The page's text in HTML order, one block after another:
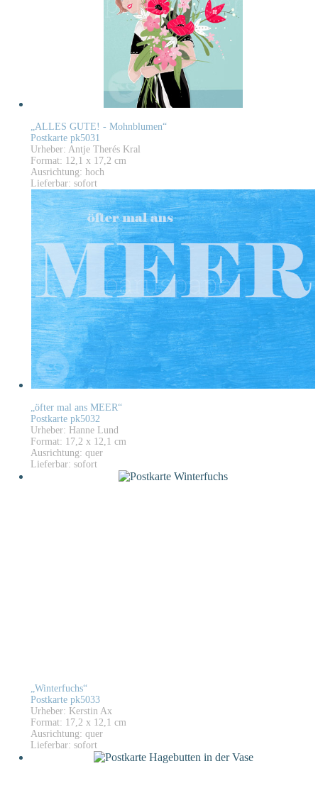
„ALLES GUTE! - Mohnblumen“
Postkarte pk5031
Urheber: Antje Therés Kral
Format: 12,1 x 17,2 cm
Ausrichtung: hoch
Lieferbar: sofort
„öfter mal ans MEER“
Postkarte pk5032
Urheber: Hanne Lund
Format: 17,2 x 12,1 cm
Ausrichtung: quer
Lieferbar: sofort
„Winterfuchs“
Postkarte pk5033
Urheber: Kerstin Ax
Format: 17,2 x 12,1 cm
Ausrichtung: quer
Lieferbar: sofort